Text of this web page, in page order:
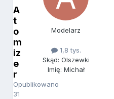
A
t
o
m
iz
e
r
Opublikowano
31
Modelarz
1,8 tys.
Skąd: Olszewki
Imię: Michał